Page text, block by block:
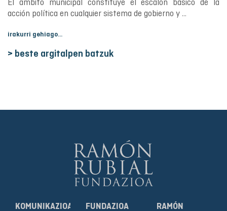
El ámbito municipal constituye el escalón básico de la
acción política en cualquier sistema de gobierno y ...
irakurri gehiago...
> beste argitalpen batzuk
KOMUNIKAZIOA FUNDAZIOA
RAMÓN